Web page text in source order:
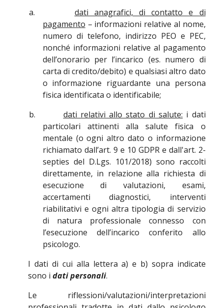
a.
dati anagrafici, di contatto e di
pagamento – informazioni relative al nome,
numero di telefono, indirizzo PEO e PEC,
nonché informazioni relative al pagamento
dell’onorario per l’incarico (es. numero di
carta di credito/debito) e qualsiasi altro dato
o informazione riguardante una persona
fisica identificata o identificabile;
b.
dati relativi allo stato di salute: i dati
particolari attinenti alla salute fisica o
mentale (o ogni altro dato o informazione
richiamato dall’art. 9 e 10 GDPR e dall'art. 2-
septies del D.Lgs. 101/2018) sono raccolti
direttamente, in relazione alla richiesta di
esecuzione di valutazioni, esami,
accertamenti diagnostici, interventi
riabilitativi e ogni altra tipologia di servizio
di natura professionale connesso con
l’esecuzione dell’incarico conferito allo
psicologo.
I dati di cui alla lettera a) e b) sopra indicate
sono idati personali.
Le riflessioni/valutazioni/interpretazioni